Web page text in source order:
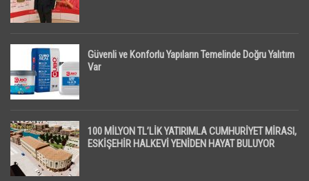
Güvenli ve Konforlu Yapıların Temelinde Doğru Yalıtım
Var
100 MİLYON TL’LİK YATIRIMLA CUMHURİYET MİRASI,
ESKİŞEHİR HALKEVİ YENİDEN HAYAT BULUYOR